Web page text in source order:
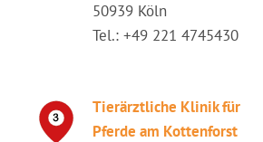
50939 Köln
Tel.: +49 221 4745430
Tierärztliche Klinik für
Pferde am Kottenforst